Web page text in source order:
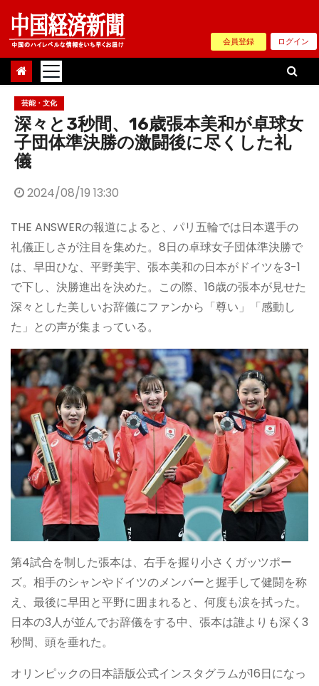
Skip
content
会員登録 ログイン
芸能・文化
深々と3秒間、16歳張本美和が卓球女
子団体準決勝の激闘後に尽くした礼
儀
2024/08/19 13:30
THE ANSWERの報道によると、パリ五輪では日本選手の
礼儀正しさが注目を集めた。8日の卓球女子団体準決勝で
は、早田ひな、平野美宇、張本美和の日本がドイツを3-1
で下し、決勝進出を決めた。この際、16歳の張本が見せた
深々とした美しいお辞儀にファンから「尊い」「感動し
た」との声が集まっている。
第4試合を制した張本は、右手を握り小さくガッツポー
ズ。相手のシャンやドイツのメンバーと握手して健闘を称
え、最後に早田と平野に囲まれると、何度も涙を拭った。
日本の3人が並んでお辞儀をする中、張本は誰よりも深く3
秒間、頭を垂れた。
オリンピックの日本語版公式インスタグラムが16日になっ